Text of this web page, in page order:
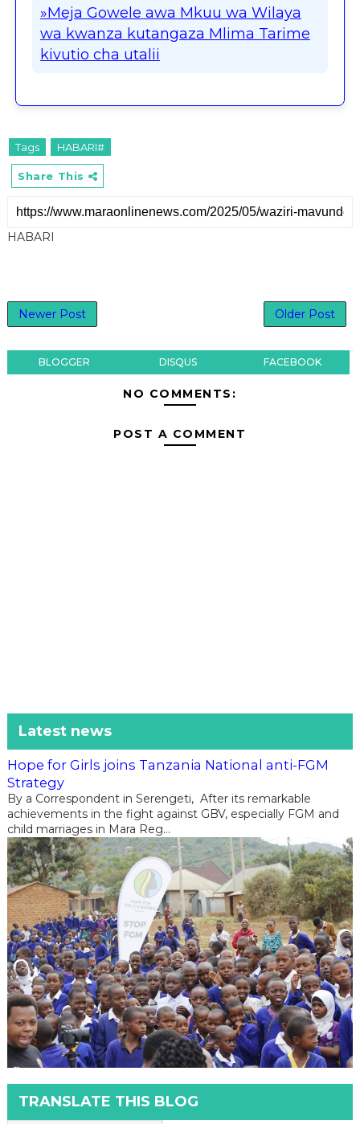
»Meja Gowele awa Mkuu wa Wilaya
wa kwanza kutangaza Mlima Tarime
kivutio cha utalii
Tags HABARI#
Share This
HABARI
Newer Post Older Post
BLOGGER DISQUS FACEBOOK
NO COMMENTS:
POST A COMMENT
Latest news
Hope for Girls joins Tanzania National anti-FGM
Strategy
By a Correspondent in Serengeti, After its remarkable
achievements in the fight against GBV, especially FGM and
child marriages in Mara Reg...
TRANSLATE THIS BLOG